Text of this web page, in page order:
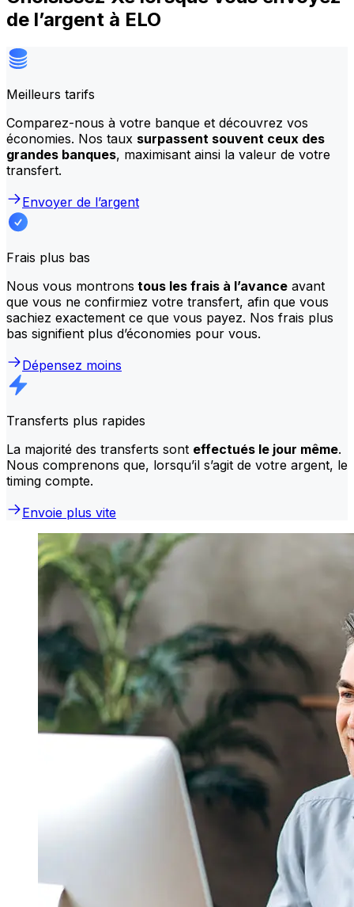
de l’argent à ELO
Meilleurs tarifs
Comparez-nous à votre banque et découvrez vos
économies. Nos taux surpassent souvent ceux des
grandes banques, maximisant ainsi la valeur de votre
transfert.
Envoyer de l’argent
Frais plus bas
Nous vous montrons tous les frais à l’avance avant
que vous ne confirmiez votre transfert, afin que vous
sachiez exactement ce que vous payez. Nos frais plus
bas signifient plus d’économies pour vous.
Dépensez moins
Transferts plus rapides
La majorité des transferts sont effectués le jour même.
Nous comprenons que, lorsqu’il s’agit de votre argent, le
timing compte.
Envoie plus vite